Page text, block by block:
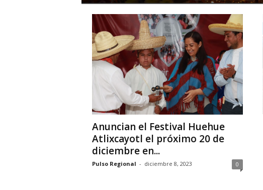
Anuncian el Festival Huehue
Atlixcayotl el próximo 20 de
diciembre en...
Pulso Regional - diciembre 8, 2023 0